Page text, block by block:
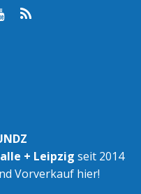
+ Leipzig seit 2014
Vorverkauf hier!